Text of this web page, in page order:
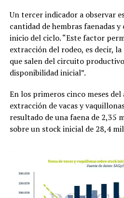
Un tercer indicador a observar
cantidad de hembras faenadas
inicio del ciclo. “Este factor
extracción del rodeo, es decir,
que salen del circuito
disponibilidad inicial”.
En los primeros cinco meses del
extracción de vacas y
resultado de una faena de 2,35
sobre un stock inicial de 28,4